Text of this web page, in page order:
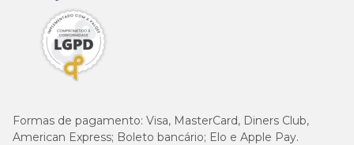
Formas de pagamento: Visa, MasterCard, Diners Club,
American Express; Boleto bancário; Elo e Apple Pay.